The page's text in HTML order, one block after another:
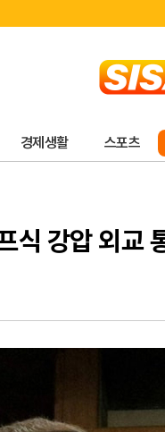
경제생활 스포츠
식 강압 외교